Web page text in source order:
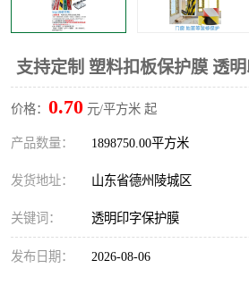
支持定制 塑料扣板保护膜 透
价格： 0.70 元/平方米 起
产品数量： 1898750.00平方米
发货地址： 山东省德州陵城区
关键词： 透明印字保护膜
发布日期： 2026-08-06
不锈钢板保护膜 一